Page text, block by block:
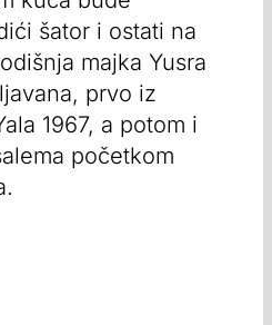
šator i ostati na
majka Yusra
prvo iz
1967, a potom i
početkom